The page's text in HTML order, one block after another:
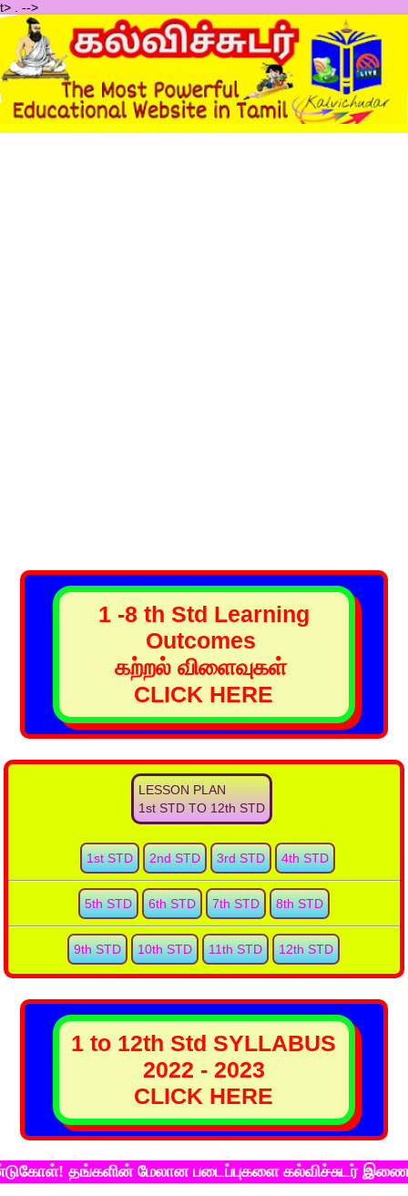
t> -->
1 -8 th Std Learning
Outcomes
கற்றல் விளைவுகள்
CLICK HERE
LESSON PLAN
1st STD TO 12th STD
1st STD 2nd STD 3rd STD 4th STD
5th STD 6th STD 7th STD 8th STD
9th STD 10th STD 11th STD 12th STD
1 to 12th Std SYLLABUS
2022 - 2023
CLICK HERE
மேலான படைப்புகளை கல்விச்சுடர் இணைய தளத்தில்